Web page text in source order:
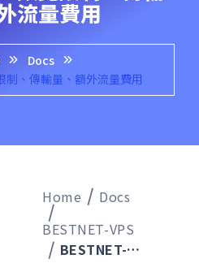
流量費用
Docs
制、傳輸量、額外流量費用
Home
Docs
BESTNET-VPS
BESTNET-VPS 頻寬限制、傳輸量、額外流量費用